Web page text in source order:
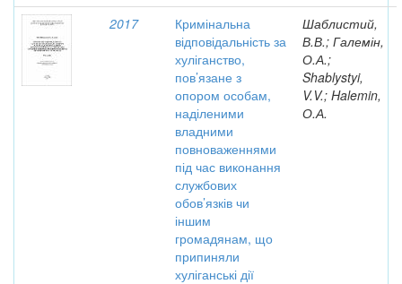
2017
Кримінальна
відповідальність за
хуліганство,
пов’язане з
опором особам,
наділеними
владними
повноваженнями
під час виконання
службових
обов’язків чи
іншим
громадянам, що
припиняли
хуліганські дії
Шаблистий,
В.В.; Галемін,
О.А.;
Shablystyi,
V.V.; Halemin,
О.А.